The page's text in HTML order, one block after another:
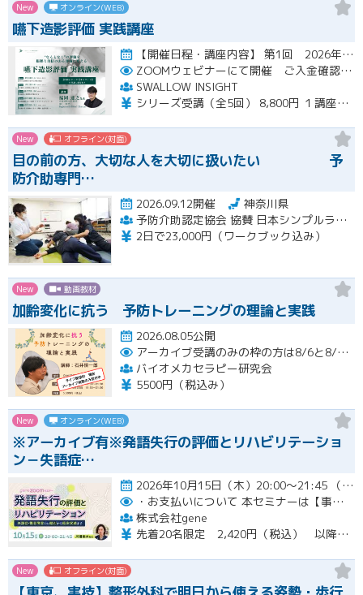
New オンライン(WEB)
嚥下造影評価 実践講座
【開催日程・講座内容】 第1回 2026年10月31日（土）19：00～20：30（見逃し配信視聴期間：2026…開催
ZOOMウェビナーにて開催 ご入金確認後メールにてURLをお知らせいたします
SWALLOW INSIGHT
シリーズ受講（全5回） 8,800円 １講座ごと 2,200円
New オフライン(対面)
目の前の方、大切な人を大切に扱いたい 予
防介助専門…
2026.09.12開催
神奈川県
予防介助認定協会 協賛 日本シンプルラーニング協会 楽な動きの学習会
2日で23,000円（ワークブック込み）
New 動画教材
加齢変化に抗う 予防トレーニングの理論と実践
2026.08.05公開
アーカイブ受講のみの枠の方は8/6と8/20におこなわれる配信終了後に視聴URLをお送りします。
バイオメカセラピー研究会
5500円（税込み）
New オンライン(WEB)
※アーカイブ有※発語失行の評価とリハビリテーショ
ン－失語症…
2026年10月15日（木）20:00～21:45 （受付開始時間 19:45）開催
・お支払いについて 本セミナーは【事前支払い（クレジットカード・銀行振込）】です。
株式会社gene
先着20名限定 2,420円（税込） 以降3,000円（税込） ※お支払い方法：クレジットカード・銀行振込 【キャンセルについて】 決済後はいかなる理由でも返金はいたしませんのでご了承ください。 受講料をお支払いいただいた方には、後日アーカイブの視聴URLをお送りいたします。
New オフライン(対面)